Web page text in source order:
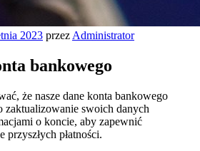
2023 przez Administrator
bankowego
że nasze dane konta bankowego
zaktualizowanie swoich danych
o koncie, aby zapewnić
przyszłych płatności.